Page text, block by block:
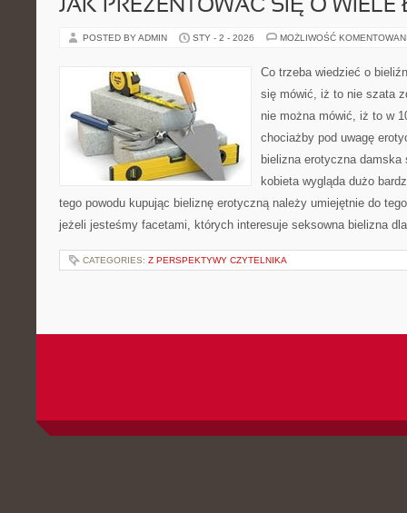
JAK PREZENTOWAĆ SIĘ O WIELE
POSTED BY ADMIN STY - 2 - 2026 MOŻLIWOŚĆ
Co trzeba wiedzieć o
się mówić, iż to nie szata
nie można mówić, iż to w
chociażby pod uwagę
bielizna erotyczna
kobieta wygląda dużo
tego powodu kupując bieliznę erotyczną należy umiejętnie do
jeżeli jesteśmy facetami, których interesuje seksowna bielizna
CATEGORIES: Z PERSPEKTYWY CZYTELNIKA